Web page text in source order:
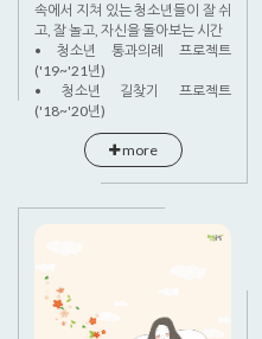
속에서 지쳐 있는 청소년들이 잘 쉬
고, 잘 놀고, 자신을 돌아보는 시간
• 청소년 통과의례 프로젝트
('19~'21년)
• 청소년 길찾기 프로젝트
('18~'20년)
more